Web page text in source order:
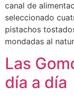
canal de
seleccionado
pistachos
mondadas al
Las
día a día